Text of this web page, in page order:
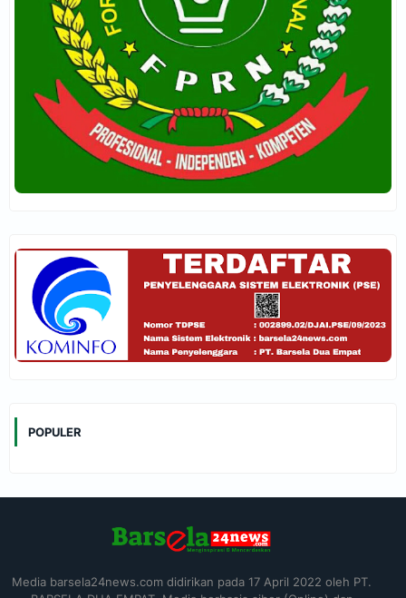
POPULER
Media barsela24news.com didirikan pada 17 April 2022 oleh PT.